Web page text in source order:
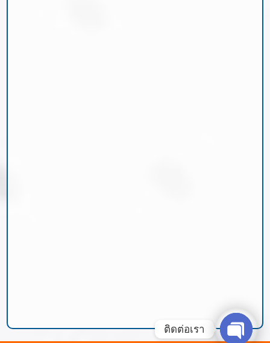
ติดต่อเรา